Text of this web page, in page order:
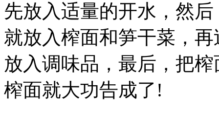
先放入适量的开水，然
就放入榨面和笋干菜，
放入调味品，最后，把
榨面就大功告成了!